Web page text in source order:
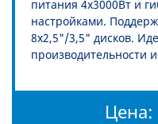
питания 4x3000Вт и
настройками.
8x2,5"/3,5" дисков.
производительности
Цена: